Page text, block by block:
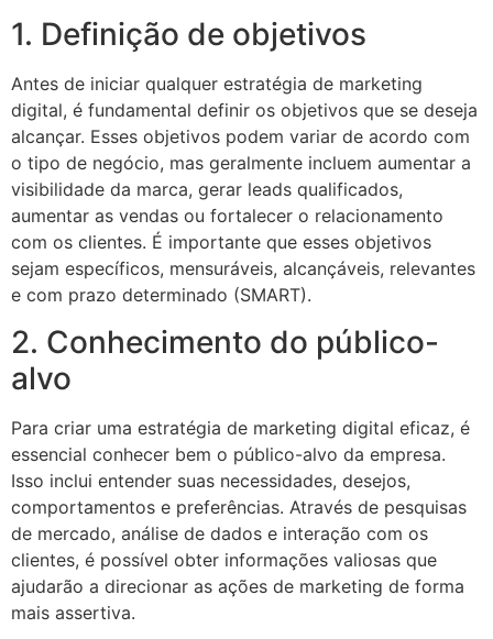
1. Definição de objetivos
Antes de iniciar qualquer estratégia de marketing
digital, é fundamental definir os objetivos que se deseja
alcançar. Esses objetivos podem variar de acordo com
o tipo de negócio, mas geralmente incluem aumentar a
visibilidade da marca, gerar leads qualificados,
aumentar as vendas ou fortalecer o relacionamento
com os clientes. É importante que esses objetivos
sejam específicos, mensuráveis, alcançáveis, relevantes
e com prazo determinado (SMART).
2. Conhecimento do público-
alvo
Para criar uma estratégia de marketing digital eficaz, é
essencial conhecer bem o público-alvo da empresa.
Isso inclui entender suas necessidades, desejos,
comportamentos e preferências. Através de pesquisas
de mercado, análise de dados e interação com os
clientes, é possível obter informações valiosas que
ajudarão a direcionar as ações de marketing de forma
mais assertiva.